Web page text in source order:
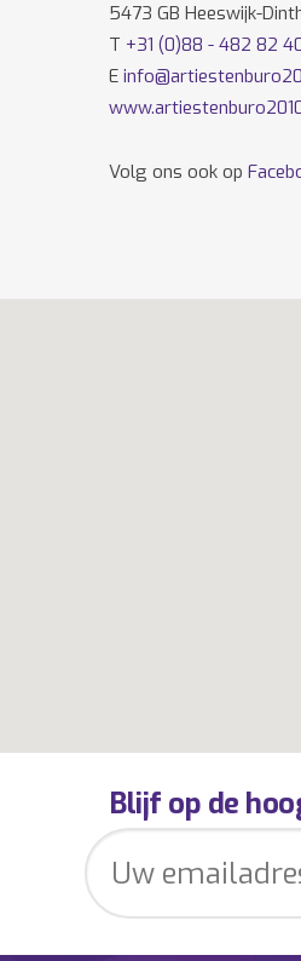
5473 GB Heeswijk-
T +31 (0)88 - 482 82
E
Volg ons ook op
Blijf op de